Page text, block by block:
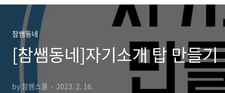
참쌤동네
[참쌤동네]자기소개 탑 만들기
by 참쌤스쿨 2023. 2. 16.